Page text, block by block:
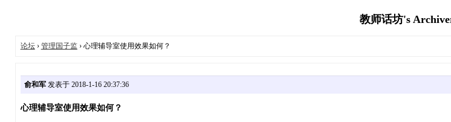
教师话坊's
论坛› 管理国子监› 心理辅导室使用效果如何？
俞和军发表于 2018-1-16 20:37:36
心理辅导室使用效果如何？